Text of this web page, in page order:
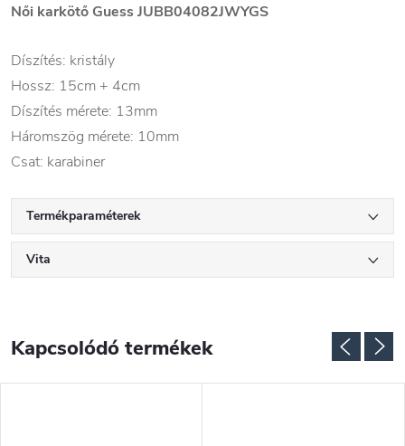
Női karkötő Guess JUBB04082JWYGS
Díszítés: kristály
Hossz: 15cm + 4cm
Díszítés mérete: 13mm
Háromszög mérete: 10mm
Csat: karabiner
Termékparaméterek
Vita
Kapcsolódó termékek